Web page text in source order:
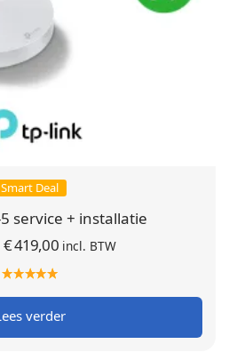
Smart Deal
service + installatie
Oorspronkelijke
prijs was:
€ 495,00.
€419,00 Huidige
€ 419,00.
incl. BTW
verder